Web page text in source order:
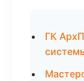
ГК